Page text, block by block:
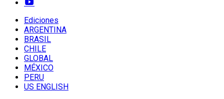
Ediciones
ARGENTINA
BRASIL
CHILE
GLOBAL
MÉXICO
PERU
US ENGLISH